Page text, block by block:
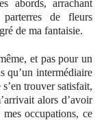
abords, arrachant
de fleurs
de ma fantaisie.
et pas pour un
qu’un intermédiaire
trouver satisfait,
alors d’avoir
occupations, ce